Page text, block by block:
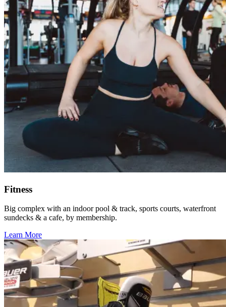
Fitness​​​​‌ ‍ ​‍​‍‌‍ ‌ ​‍‌‍‍‌‌‍‌ ‌‍‍‌‌‍ ‍​‍​‍​ ‍‍​‍​‍‌ ​ ‌‍​‌‌‍ ‍‌‍‍‌‌ ‌​‌ ‍‌​‍ ‍‌‍‍‌‌‍ ​‍​‍​‍ ​​‍​‍‌‍‍​‌ ​‍‌‍‌‌‌‍‌‍​‍​‍​ ‍‍​‍​‍‌‍‍​‌ ‌​‌ ‌​‌ ​​‌ ​ ​ ‍‍​‍ ​‍ ‌‍​ ‌‍‍​‌‍‌‌‌‍ ​‌ ​ ‌‍‌‌‌‍​‌‌ ​​‌‍‍‌‌‍‌‌‌ ​‍‌ ​ ​‍ ‍‌ ​ ‌‍​‌‌‍ ‍‌‍‍‌‌ ‌​‌ ‍‌​‍ ‍‌ ​ ‌ ‌​‌ ‌‌‌‍‌​‌‍‍‌‌‍ ​‍ ‌‍‍‌‌‍ ‍‌ ‌​‌‍‌‌‌‍ ‍‌ ‌​​‍ ‌‍‌‌‌‍‌​‌‍‍‌‌ ‌​​‍ ‌‍ ‌‌‍ ‌‍‌​‌‍‌‌​ ‌‌ ​​‌ ​‍‌‍‌‌‌ ​ ‌‍‌‌‌‍ ‍‌ ‌​‌‍​‌‌ ‌​‌‍‍‌‌‍ ‌‍ ‍​ ‍ ‌‍‍‌‌‍‌​​ ‌​ ​‍​ ‌‌‌‍​ ‌‍‌‌​ ‌​‌‍​‍‌‍​‍‌‍​‌​‍ ‌​ ‌​​ ​​‌‍​‍​ ‌‍​‍ ‌​ ‌​‌‍‌‍‌‍​‌​ ‍​​‍ ‌‌‍​‌‌‍​‌‌‍‌‌​ ‍‌​‍ ‌​ ‌​​ ‌‌​ ‌ ​ ‌‌​ ‍‌​ ‌‌​ ‍‌‌‍​ ‌‍​‍​ ‌ ‌‍‌​​ ​ ​ ‍ ‌ ‌​‌ ‍‌‌ ​​‌‍‌‌​ ‌‌ ​​‌‍​‌‌‍‌ ‌‍‌‌​ ‍ ‌ ​​‌‍​‌‌ ‌​‌‍‍​​ ‌‌ ​​‌‍​‌‌‍‌ ‌‍‌‌‌​​‍‌ ‌‌‌‍‍‌‌‍ ​‌‍‌​‌‍‌‌‌ ​‍​‍‌‌​ ‌‌‌​​‍‌‌ ‌‍‍ ‌‍‌‌‌ ‍‌​‍‌‌​ ​ ‌​‌​​‍‌‌​ ​ ‌​‌​​‍‌‌​ ​‍​ ​‍​ ‍​​ ​ ‌‍​‍‌‍​‌​ ‍​​ ​ ‌‍‌​​ ‌ ​ ‍​​ ‍​​ ‍​‌‍​‍​‍‌‌​ ​‍​ ​‍​‍‌‌​ ‌‌‌​‌​​‍ ‍‌‍​ ‌‍​‌‌ ​‍‌‍ ‌ ‌‌‌ ​ ‌‍‌‌‌‍ ​‌​‍‌‌ ‌​‌‍‌‌‌‍ ‌‌ ​ ​‍‌‌​ ‌‌‌​​‍‌‌ ‌‍‍ ‌‍‌‌‌ ‍‌​‍‌‌​ ​ ‌​‌​​‍‌‌​ ​ ‌​‌​​‍‌‌​ ​‍​ ​‍‌‍‌‌​ ​ ​ ‌ ​ ‌​​ ​‍​ ‌​​ ​​​ ‌‍​ ​‍​ ‌‍‌‍​‍​ ​​‌‍​‍‌‍​‍​ ‌‍​ ‌‍​ ​​‌‍​‌​ ‌​​ ‌​​ ​‍​ ‍‌​ ​ ​ ‍‌​ ​‍​ ‌‌‌‍‌‍​ ‌‍​ ‌ ​ ‌​​ ‌​​ ‍‌​‍‌‌​ ​‍​ ​‍​‍‌‌​ ‌‌‌​‌​​‍ ‍‌‍​ ‌‍​‌‌ ​‍‌‍‌​‌‌‌​‌‍‍‌‌ ‌​‌‍ ​‌‍‌‌​ ‌‍​‍‌‍​‌‌ ​ ‌‍‌‌‌‌‌‌‌ ​‍‌‍ ​​ ‌‌‍‍​‌ ‌​‌ ‌​‌ ​​‌ ​ ​‍‌‌​ ​ ‌​​‌​‍‌‌​ ​‍‌​‌‍​‍‌‌​ ​‍‌​‌‍‌‍​ ‌‍‍​‌‍‌‌‌‍ ​‌ ​ ‌‍‌‌‌‍​‌‌ ​​‌‍‍‌‌‍‌‌‌ ​‍‌ ​ ​‍ ‍‌ ​ ‌‍​‌‌‍ ‍‌‍‍‌‌ ‌​‌ ‍‌​‍ ‍‌ ​ ‌ ‌​‌ ‌‌‌‍‌​‌‍‍‌‌‍ ​‍‌‍‌‍‍‌‌‍‌​​ ‌​ ​‍​ ‌‌‌‍​ ‌‍‌‌​ ‌​‌‍​‍‌‍​‍‌‍​‌​‍ ‌​ ‌​​ ​​‌‍​‍​ ‌‍​‍ ‌​ ‌​‌‍‌‍‌‍​‌​ ‍​​‍ ‌‌‍​‌‌‍​‌‌‍‌‌​ ‍‌​‍ ‌​ ‌​​ ‌‌​ ‌ ​ ‌‌​ ‍‌​ ‌‌​ ‍‌‌‍​ ‌‍​‍​ ‌ ‌‍‌​​ ​ ​‍‌‍‌ ‌​‌ ‍‌‌ ​​‌‍‌‌​ ‌‌ ​​‌‍​‌‌‍‌ ‌‍‌‌​‍‌‍‌ ​​‌‍​‌‌ ‌​‌‍‍​​ ‌‌ ​​‌‍​‌‌‍‌ ‌‍‌‌‌​​‍‌ ‌‌‌‍‍‌‌‍ ​‌‍‌​‌‍‌‌‌ ​‍​‍‌‌​ ‌‌‌​​‍‌‌ ‌‍‍ ‌‍‌‌‌ ‍‌​‍‌‌​ ​ ‌​‌​​‍‌‌​ ​ ‌​‌​​‍‌‌​ ​‍​ ​‍​ ‍​​ ​ ‌‍​‍‌‍​‌​ ‍​​ ​ ‌‍‌​​ ‌ ​ ‍​​ ‍​​ ‍​‌‍​‍​‍‌‌​ ​‍​ ​‍​‍‌‌​ ‌‌‌​‌​​‍ ‍‌‍​ ‌‍​‌‌ ​‍‌‍ ‌ ‌‌‌ ​ ‌‍‌‌‌‍ ​‌​‍‌‌ ‌​‌‍‌‌‌‍ ‌‌ ​ ​‍‌‌​ ‌‌‌​​‍‌‌ ‌‍‍ ‌‍‌‌‌ ‍‌​‍‌‌​ ​ ‌​‌​​‍‌‌​ ​ ‌​‌​​‍‌‌​ ​‍​ ​‍‌‍‌‌​ ​ ​ ‌ ​ ‌​​ ​‍​ ‌​​ ​​​ ‌‍​ ​‍​ ‌‍‌‍​‍​ ​​‌‍​‍‌‍​‍​ ‌‍​ ‌‍​ ​​‌‍​‌​ ‌​​ ‌​​ ​‍​ ‍‌​ ​ ​ ‍‌​ ​‍​ ‌‌‌‍‌‍​ ‌‍​ ‌ ​ ‌​​ ‌​​ ‍‌​‍‌‌​ ​‍​ ​‍​‍‌‌​ ‌‌‌​‌​​‍ ‍‌‍​ ‌‍​‌‌ ​‍‌‍‌​‌‌‌​‌‍‍‌‌ ‌​‌‍ ​‌‍‌‌​‍‌‍‌ ​​‌‍‌‌‌ ​‍‌ ​ ‌ ​​‌‍‌‌‌‍​ ‌ ‌​‌‍‍‌‌ ‌‍‌‍‌‌​ ‌‌ ​​‌ ‌‌‌‍​‍‌‍ ​‌‍‍‌‌ ​ ‌‍‍​‌‍‌‌‌‍‌​​‍​‍‌ ‌
Big complex with an indoor pool & track, sports courts, waterfront
sundecks & a cafe, by membership.​​​​‌ ‍ ​‍​‍‌‍ ‌ ​‍‌‍‍‌‌‍‌ ‌‍‍‌‌‍ ‍​‍​‍​ ‍‍​‍​‍‌ ​ ‌‍​‌‌‍ ‍‌‍‍‌‌ ‌​‌ ‍‌​‍ ‍‌‍‍‌‌‍ ​‍​‍​‍ ​​‍​‍‌‍‍​‌ ​‍‌‍‌‌‌‍‌‍​‍​‍​ ‍‍​‍​‍‌‍‍​‌ ‌​‌ ‌​‌ ​​‌ ​ ​ ‍‍​‍ ​‍ ‌‍​ ‌‍‍​‌‍‌‌‌‍ ​‌ ​ ‌‍‌‌‌‍​‌‌ ​​‌‍‍‌‌‍‌‌‌ ​‍‌ ​ ​‍ ‍‌ ​ ‌‍​‌‌‍ ‍‌‍‍‌‌ ‌​‌ ‍‌​‍ ‍‌ ​ ‌ ‌​‌ ‌‌‌‍‌​‌‍‍‌‌‍ ​‍ ‌‍‍‌‌‍ ‍‌ ‌​‌‍‌‌‌‍ ‍‌ ‌​​‍ ‌‍‌‌‌‍‌​‌‍‍‌‌ ‌​​‍ ‌‍ ‌‌‍ ‌‍‌​‌‍‌‌​ ‌‌ ​​‌ ​‍‌‍‌‌‌ ​ ‌‍‌‌‌‍ ‍‌ ‌​‌‍​‌‌ ‌​‌‍‍‌‌‍ ‌‍ ‍​ ‍ ‌‍‍‌‌‍‌​​ ‌​ ​‍​ ‌‌‌‍​ ‌‍‌‌​ ‌​‌‍​‍‌‍​‍‌‍​‌​‍ ‌​ ‌​​ ​​‌‍​‍​ ‌‍​‍ ‌​ ‌​‌‍‌‍‌‍​‌​ ‍​​‍ ‌‌‍​‌‌‍​‌‌‍‌‌​ ‍‌​‍ ‌​ ‌​​ ‌‌​ ‌ ​ ‌‌​ ‍‌​ ‌‌​ ‍‌‌‍​ ‌‍​‍​ ‌ ‌‍‌​​ ​ ​ ‍ ‌ ‌​‌ ‍‌‌ ​​‌‍‌‌​ ‌‌ ​​‌‍​‌‌‍‌ ‌‍‌‌​ ‍ ‌ ​​‌‍​‌‌ ‌​‌‍‍​​ ‌‌ ​​‌‍​‌‌‍‌ ‌‍‌‌‌​​‍‌ ‌‌‌‍‍‌‌‍ ​‌‍‌​‌‍‌‌‌ ​‍​‍‌‌​ ‌‌‌​​‍‌‌ ‌‍‍ ‌‍‌‌‌ ‍‌​‍‌‌​ ​ ‌​‌​​‍‌‌​ ​ ‌​‌​​‍‌‌​ ​‍​ ​‍​ ‍​​ ​ ‌‍​‍‌‍​‌​ ‍​​ ​ ‌‍‌​​ ‌ ​ ‍​​ ‍​​ ‍​‌‍​‍​‍‌‌​ ​‍​ ​‍​‍‌‌​ ‌‌‌​‌​​‍ ‍‌‍​ ‌‍​‌‌ ​‍‌‍ ‌ ‌‌‌ ​ ‌‍‌‌‌‍ ​‌​‍‌‌ ‌​‌‍‌‌‌‍ ‌‌ ​ ​‍‌‌​ ‌‌‌​​‍‌‌ ‌‍‍ ‌‍‌‌‌ ‍‌​‍‌‌​ ​ ‌​‌​​‍‌‌​ ​ ‌​‌​​‍‌‌​ ​‍​ ​‍‌‍‌‌​ ​ ​ ‌ ​ ‌​​ ​‍​ ‌​​ ​​​ ‌‍​ ​‍​ ‌‍‌‍​‍​ ​​‌‍​‍‌‍​‍​ ‌‍​ ‌‍​ ​​‌‍​‌​ ‌​​ ‌​​ ​‍​ ‍‌​ ​ ​ ‍‌​ ​‍​ ‌‌‌‍‌‍​ ‌‍​ ‌ ​ ‌​​ ‌​​ ‍‌​‍‌‌​ ​‍​ ​‍​‍‌‌​ ‌‌‌​‌​​‍ ‍‌‍​ ‌‍​‌‌ ​‍‌‍‌​‌​‌​‌‍‌‌‌ ​ ‌‍​ ‌ ​‍‌‍‍‌‌ ​​‌ ‌​‌‍‍‌‌‍ ‌‍ ‍​ ‌‍​‍‌‍​‌‌ ​ ‌‍‌‌‌‌‌‌‌ ​‍‌‍ ​​ ‌‌‍‍​‌ ‌​‌ ‌​‌ ​​‌ ​ ​‍‌‌​ ​ ‌​​‌​‍‌‌​ ​‍‌​‌‍​‍‌‌​ ​‍‌​‌‍‌‍​ ‌‍‍​‌‍‌‌‌‍ ​‌ ​ ‌‍‌‌‌‍​‌‌ ​​‌‍‍‌‌‍‌‌‌ ​‍‌ ​ ​‍ ‍‌ ​ ‌‍​‌‌‍ ‍‌‍‍‌‌ ‌​‌ ‍‌​‍ ‍‌ ​ ‌ ‌​‌ ‌‌‌‍‌​‌‍‍‌‌‍ ​‍‌‍‌‍‍‌‌‍‌​​ ‌​ ​‍​ ‌‌‌‍​ ‌‍‌‌​ ‌​‌‍​‍‌‍​‍‌‍​‌​‍ ‌​ ‌​​ ​​‌‍​‍​ ‌‍​‍ ‌​ ‌​‌‍‌‍‌‍​‌​ ‍​​‍ ‌‌‍​‌‌‍​‌‌‍‌‌​ ‍‌​‍ ‌​ ‌​​ ‌‌​ ‌ ​ ‌‌​ ‍‌​ ‌‌​ ‍‌‌‍​ ‌‍​‍​ ‌ ‌‍‌​​ ​ ​‍‌‍‌ ‌​‌ ‍‌‌ ​​‌‍‌‌​ ‌‌ ​​‌‍​‌‌‍‌ ‌‍‌‌​‍‌‍‌ ​​‌‍​‌‌ ‌​‌‍‍​​ ‌‌ ​​‌‍​‌‌‍‌ ‌‍‌‌‌​​‍‌ ‌‌‌‍‍‌‌‍ ​‌‍‌​‌‍‌‌‌ ​‍​‍‌‌​ ‌‌‌​​‍‌‌ ‌‍‍ ‌‍‌‌‌ ‍‌​‍‌‌​ ​ ‌​‌​​‍‌‌​ ​ ‌​‌​​‍‌‌​ ​‍​ ​‍​ ‍​​ ​ ‌‍​‍‌‍​‌​ ‍​​ ​ ‌‍‌​​ ‌ ​ ‍​​ ‍​​ ‍​‌‍​‍​‍‌‌​ ​‍​ ​‍​‍‌‌​ ‌‌‌​‌​​‍ ‍‌‍​ ‌‍​‌‌ ​‍‌‍ ‌ ‌‌‌ ​ ‌‍‌‌‌‍ ​‌​‍‌‌ ‌​‌‍‌‌‌‍ ‌‌ ​ ​‍‌‌​ ‌‌‌​​‍‌‌ ‌‍‍ ‌‍‌‌‌ ‍‌​‍‌‌​ ​ ‌​‌​​‍‌‌​ ​ ‌​‌​​‍‌‌​ ​‍​ ​‍‌‍‌‌​ ​ ​ ‌ ​ ‌​​ ​‍​ ‌​​ ​​​ ‌‍​ ​‍​ ‌‍‌‍​‍​ ​​‌‍​‍‌‍​‍​ ‌‍​ ‌‍​ ​​‌‍​‌​ ‌​​ ‌​​ ​‍​ ‍‌​ ​ ​ ‍‌​ ​‍​ ‌‌‌‍‌‍​ ‌‍​ ‌ ​ ‌​​ ‌​​ ‍‌​‍‌‌​ ​‍​ ​‍​‍‌‌​ ‌‌‌​‌​​‍ ‍‌‍​ ‌‍​‌‌ ​‍‌‍‌​‌​‌​‌‍‌‌‌ ​ ‌‍​ ‌ ​‍‌‍‍‌‌ ​​‌ ‌​‌‍‍‌‌‍ ‌‍ ‍​‍‌‍‌ ​​‌‍‌‌‌ ​‍‌ ​ ‌ ​​‌‍‌‌‌‍​ ‌ ‌​‌‍‍‌‌ ‌‍‌‍‌‌​ ‌‌ ​​‌ ‌‌‌‍​‍‌‍ ​‌‍‍‌‌ ​ ‌‍‍​‌‍‌‌‌‍‌​​‍​‍‌ ‌
Learn More​​​​‌ ‍ ​‍​‍‌‍ ‌ ​‍‌‍‍‌‌‍‌ ‌‍‍‌‌‍ ‍​‍​‍​ ‍‍​‍​‍‌ ​ ‌‍​‌‌‍ ‍‌‍‍‌‌ ‌​‌ ‍‌​‍ ‍‌‍‍‌‌‍ ​‍​‍​‍ ​​‍​‍‌‍‍​‌ ​‍‌‍‌‌‌‍‌‍​‍​‍​ ‍‍​‍​‍‌‍‍​‌ ‌​‌ ‌​‌ ​​‌ ​ ​ ‍‍​‍ ​‍ ‌‍​ ‌‍‍​‌‍‌‌‌‍ ​‌ ​ ‌‍‌‌‌‍​‌‌ ​​‌‍‍‌‌‍‌‌‌ ​‍‌ ​ ​‍ ‍‌ ​ ‌‍​‌‌‍ ‍‌‍‍‌‌ ‌​‌ ‍‌​‍ ‍‌ ​ ‌ ‌​‌ ‌‌‌‍‌​‌‍‍‌‌‍ ​‍ ‌‍‍‌‌‍ ‍‌ ‌​‌‍‌‌‌‍ ‍‌ ‌​​‍ ‌‍‌‌‌‍‌​‌‍‍‌‌ ‌​​‍ ‌‍ ‌‌‍ ‌‍‌​‌‍‌‌​ ‌‌ ​​‌ ​‍‌‍‌‌‌ ​ ‌‍‌‌‌‍ ‍‌ ‌​‌‍​‌‌ ‌​‌‍‍‌‌‍ ‌‍ ‍​ ‍ ‌‍‍‌‌‍‌​​ ‌​ ​‍​ ‌‌‌‍​ ‌‍‌‌​ ‌​‌‍​‍‌‍​‍‌‍​‌​‍ ‌​ ‌​​ ​​‌‍​‍​ ‌‍​‍ ‌​ ‌​‌‍‌‍‌‍​‌​ ‍​​‍ ‌‌‍​‌‌‍​‌‌‍‌‌​ ‍‌​‍ ‌​ ‌​​ ‌‌​ ‌ ​ ‌‌​ ‍‌​ ‌‌​ ‍‌‌‍​ ‌‍​‍​ ‌ ‌‍‌​​ ​ ​ ‍ ‌ ‌​‌ ‍‌‌ ​​‌‍‌‌​ ‌‌ ​​‌‍​‌‌‍‌ ‌‍‌‌​ ‍ ‌ ​​‌‍​‌‌ ‌​‌‍‍​​ ‌‌ ​​‌‍​‌‌‍‌ ‌‍‌‌‌​​‍‌ ‌‌‌‍‍‌‌‍ ​‌‍‌​‌‍‌‌‌ ​‍​‍‌‌​ ‌‌‌​​‍‌‌ ‌‍‍ ‌‍‌‌‌ ‍‌​‍‌‌​ ​ ‌​‌​​‍‌‌​ ​ ‌​‌​​‍‌‌​ ​‍​ ​‍​ ‍​​ ​ ‌‍​‍‌‍​‌​ ‍​​ ​ ‌‍‌​​ ‌ ​ ‍​​ ‍​​ ‍​‌‍​‍​‍‌‌​ ​‍​ ​‍​‍‌‌​ ‌‌‌​‌​​‍ ‍‌‍​ ‌‍​‌‌ ​‍‌‍ ‌ ‌‌‌ ​ ‌‍‌‌‌‍ ​‌​‍‌‌ ‌​‌‍‌‌‌‍ ‌‌ ​ ​‍‌‌​ ‌‌‌​​‍‌‌ ‌‍‍ ‌‍‌‌‌ ‍‌​‍‌‌​ ​ ‌​‌​​‍‌‌​ ​ ‌​‌​​‍‌‌​ ​‍​ ​‍‌‍‌‌​ ​ ​ ‌ ​ ‌​​ ​‍​ ‌​​ ​​​ ‌‍​ ​‍​ ‌‍‌‍​‍​ ​​‌‍​‍‌‍​‍​ ‌‍​ ‌‍​ ​​‌‍​‌​ ‌​​ ‌​​ ​‍​ ‍‌​ ​ ​ ‍‌​ ​‍​ ‌‌‌‍‌‍​ ‌‍​ ‌ ​ ‌​​ ‌​​ ‍‌​‍‌‌​ ​‍​ ​‍​‍‌‌​ ‌‌‌​‌​​‍ ‍‌‍​‍‌ ‌‌‌ ‌​‌ ‌​‌‍ ‌‍ ‍‌ ​ ​‍‌‌​ ‌‌‌​​‍‌‌ ‌‍‍ ‌‍‌‌‌ ‍‌​‍‌‌​ ​ ‌​‌​​‍‌‌​ ​ ‌​‌​​‍‌‌​ ​‍​ ​‍‌‍​‍‌‍‌‍​ ‍​‌‍​ ​ ​ ​ ‌​‌‍​‌​ ​ ‌‍​‍​ ​‌​ ‌ ​ ‌‍​‍‌‌​ ​‍​ ​‍​‍‌‌​ ‌‌‌​‌​​‍ ‍‌ ‌​‌‍‌‌‌ ‍​‌ ‌​​ ‌‍​‍‌‍​‌‌ ​ ‌‍‌‌‌‌‌‌‌ ​‍‌‍ ​​ ‌‌‍‍​‌ ‌​‌ ‌​‌ ​​‌ ​ ​‍‌‌​ ​ ‌​​‌​‍‌‌​ ​‍‌​‌‍​‍‌‌​ ​‍‌​‌‍‌‍​ ‌‍‍​‌‍‌‌‌‍ ​‌ ​ ‌‍‌‌‌‍​‌‌ ​​‌‍‍‌‌‍‌‌‌ ​‍‌ ​ ​‍ ‍‌ ​ ‌‍​‌‌‍ ‍‌‍‍‌‌ ‌​‌ ‍‌​‍ ‍‌ ​ ‌ ‌​‌ ‌‌‌‍‌​‌‍‍‌‌‍ ​‍‌‍‌‍‍‌‌‍‌​​ ‌​ ​‍​ ‌‌‌‍​ ‌‍‌‌​ ‌​‌‍​‍‌‍​‍‌‍​‌​‍ ‌​ ‌​​ ​​‌‍​‍​ ‌‍​‍ ‌​ ‌​‌‍‌‍‌‍​‌​ ‍​​‍ ‌‌‍​‌‌‍​‌‌‍‌‌​ ‍‌​‍ ‌​ ‌​​ ‌‌​ ‌ ​ ‌‌​ ‍‌​ ‌‌​ ‍‌‌‍​ ‌‍​‍​ ‌ ‌‍‌​​ ​ ​‍‌‍‌ ‌​‌ ‍‌‌ ​​‌‍‌‌​ ‌‌ ​​‌‍​‌‌‍‌ ‌‍‌‌​‍‌‍‌ ​​‌‍​‌‌ ‌​‌‍‍​​ ‌‌ ​​‌‍​‌‌‍‌ ‌‍‌‌‌​​‍‌ ‌‌‌‍‍‌‌‍ ​‌‍‌​‌‍‌‌‌ ​‍​‍‌‌​ ‌‌‌​​‍‌‌ ‌‍‍ ‌‍‌‌‌ ‍‌​‍‌‌​ ​ ‌​‌​​‍‌‌​ ​ ‌​‌​​‍‌‌​ ​‍​ ​‍​ ‍​​ ​ ‌‍​‍‌‍​‌​ ‍​​ ​ ‌‍‌​​ ‌ ​ ‍​​ ‍​​ ‍​‌‍​‍​‍‌‌​ ​‍​ ​‍​‍‌‌​ ‌‌‌​‌​​‍ ‍‌‍​ ‌‍​‌‌ ​‍‌‍ ‌ ‌‌‌ ​ ‌‍‌‌‌‍ ​‌​‍‌‌ ‌​‌‍‌‌‌‍ ‌‌ ​ ​‍‌‌​ ‌‌‌​​‍‌‌ ‌‍‍ ‌‍‌‌‌ ‍‌​‍‌‌​ ​ ‌​‌​​‍‌‌​ ​ ‌​‌​​‍‌‌​ ​‍​ ​‍‌‍‌‌​ ​ ​ ‌ ​ ‌​​ ​‍​ ‌​​ ​​​ ‌‍​ ​‍​ ‌‍‌‍​‍​ ​​‌‍​‍‌‍​‍​ ‌‍​ ‌‍​ ​​‌‍​‌​ ‌​​ ‌​​ ​‍​ ‍‌​ ​ ​ ‍‌​ ​‍​ ‌‌‌‍‌‍​ ‌‍​ ‌ ​ ‌​​ ‌​​ ‍‌​‍‌‌​ ​‍​ ​‍​‍‌‌​ ‌‌‌​‌​​‍ ‍‌‍​‍‌ ‌‌‌ ‌​‌ ‌​‌‍ ‌‍ ‍‌ ​ ​‍‌‌​ ‌‌‌​​‍‌‌ ‌‍‍ ‌‍‌‌‌ ‍‌​‍‌‌​ ​ ‌​‌​​‍‌‌​ ​ ‌​‌​​‍‌‌​ ​‍​ ​‍‌‍​‍‌‍‌‍​ ‍​‌‍​ ​ ​ ​ ‌​‌‍​‌​ ​ ‌‍​‍​ ​‌​ ‌ ​ ‌‍​‍‌‌​ ​‍​ ​‍​‍‌‌​ ‌‌‌​‌​​‍ ‍‌ ‌​‌‍‌‌‌ ‍​‌ ‌​​‍‌‍‌ ​​‌‍‌‌‌ ​‍‌ ​ ‌ ​​‌‍‌‌‌‍​ ‌ ‌​‌‍‍‌‌ ‌‍‌‍‌‌​ ‌‌ ​​‌ ‌‌‌‍​‍‌‍ ​‌‍‍‌‌ ​ ‌‍‍​‌‍‌‌‌‍‌​​‍​‍‌ ‌